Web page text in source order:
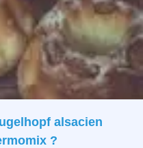
alsacien
?